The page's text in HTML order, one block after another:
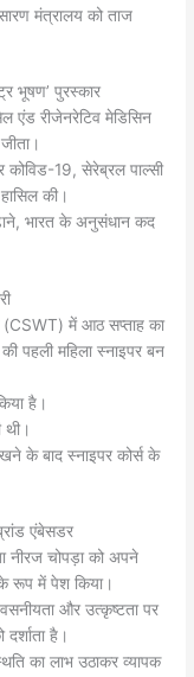
मंत्रालय को ताज
भूषण’ पुरस्कार
एंड रीजेनरेटिव मेडिसिन
कोविड-19, सेरेब्रल पाल्सी
की।
भारत के अनुसंधान कद
में आठ सप्ताह का
पहली महिला स्नाइपर बन
है।
के बाद स्नाइपर कोर्स के
एंबेसडर
नीरज चोपड़ा को अपने
रूप में पेश किया।
और उत्कृष्टता पर
है।
का लाभ उठाकर व्यापक